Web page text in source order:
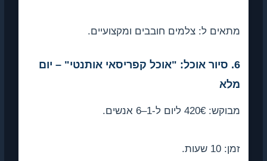
ל: צלמים חובבים ומקצועיים.
6. סיור אוכל: "אוכל קפריסאי אותנטי" – יום
420€ ליום ל-1–6 אנשים.